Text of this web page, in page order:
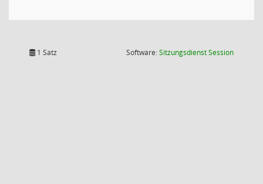
1 Satz Software:SitzungsdienstSession(Wird in